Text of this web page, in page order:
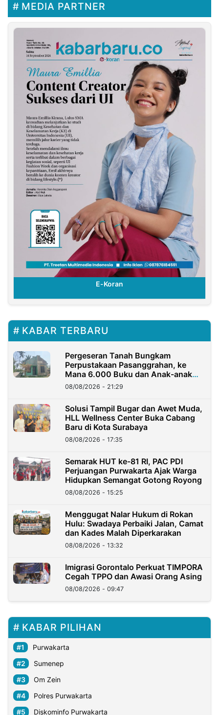
MEDIA PARTNER
E-Koran
KABAR TERBARU
Pergeseran Tanah Bungkam
Perpustakaan Pasanggrahan, ke
Mana 6.000 Buku dan Anak-anak
Kini?
08/08/2026 - 21:29
Solusi Tampil Bugar dan Awet Muda,
HLL Wellness Center Buka Cabang
Baru di Kota Surabaya
08/08/2026 - 17:35
Semarak HUT ke-81 RI, PAC PDI
Perjuangan Purwakarta Ajak Warga
Hidupkan Semangat Gotong Royong
08/08/2026 - 15:25
Menggugat Nalar Hukum di Rokan
Hulu: Swadaya Perbaiki Jalan, Camat
dan Kades Malah Diperkarakan
08/08/2026 - 13:32
Imigrasi Gorontalo Perkuat TIMPORA
Cegah TPPO dan Awasi Orang Asing
08/08/2026 - 09:47
KABAR PILIHAN
Purwakarta
Sumenep
Om Zein
Polres Purwakarta
Diskominfo Purwakarta